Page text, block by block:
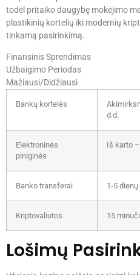
todėl pritaiko daugybę mokėjimo
plastikinių kortelių iki modernių
tinkamą pasirinkimą.
Finansinis Sprendimas
Užbaigimo Periodas
Mažiausi/Didžiausi
Bankų kortelės
d.d.
Elektroninės
piniginės
Iš karto
Banko transferai 1-5 dienų
Kriptovaliutos 15
Lošimų